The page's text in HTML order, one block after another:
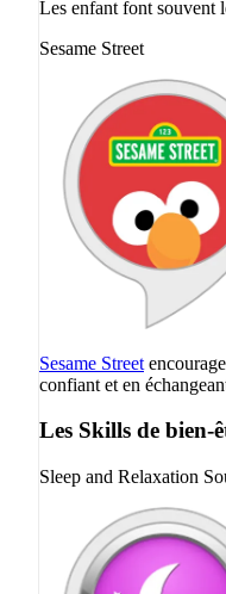
Les enfant font souvent
Sesame Street
Sesame Street
confiant et en
Les Skills de bien-
Sleep and Relaxation